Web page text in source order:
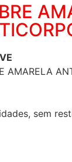
AMARELA
sem